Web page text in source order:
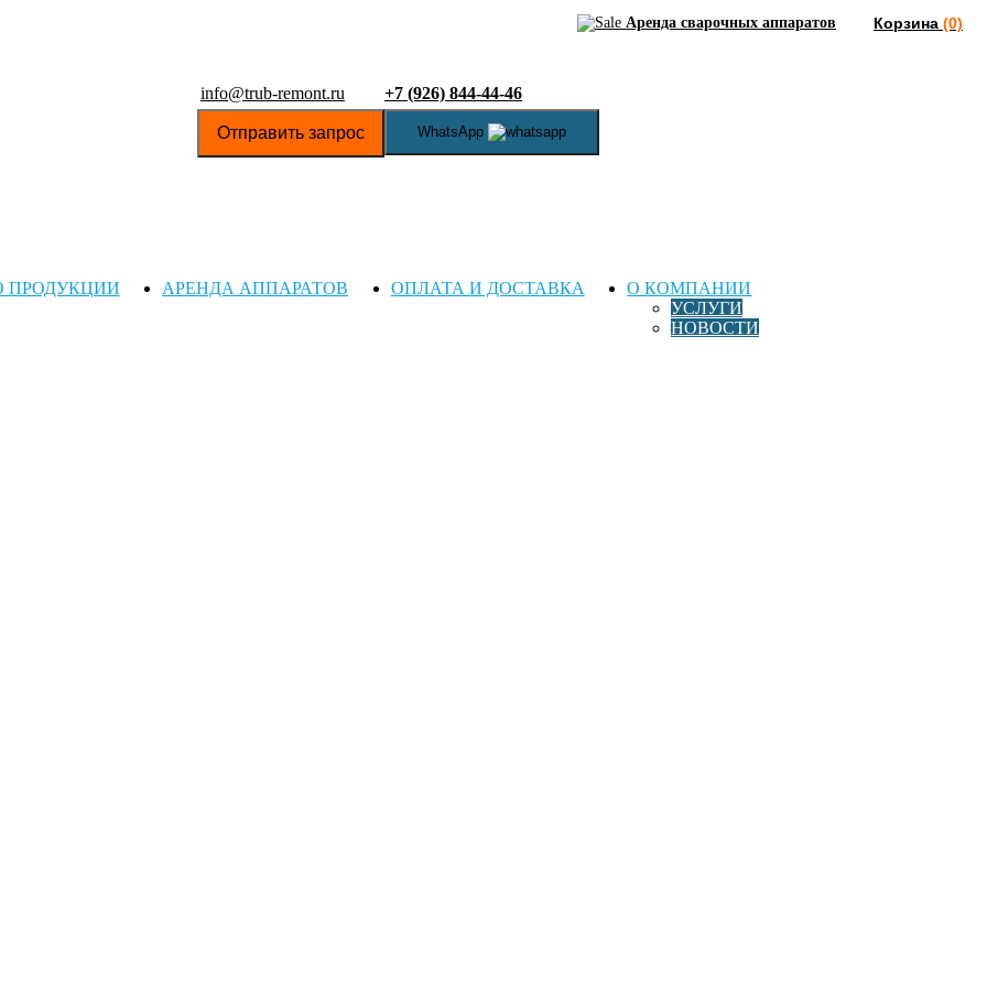
Аренда сварочных аппаратов Корзина (0)
info@trub-remont.ru
Отправить запрос
+7 (926) 844-44-46
WhatsApp
ПРОДУКЦИИ АРЕНДА АППАРАТОВ ОПЛАТА И ДОСТАВКА
О КОМПАНИИ
УСЛУГИ
НОВОСТИ